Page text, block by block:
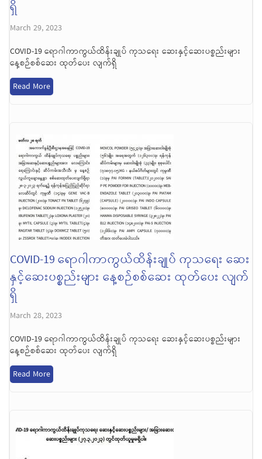
ရှိ
March 29, 2023
COVID-19 ရောဂါကာကွယ်ထိန်းချုပ် ကုသရေး ဆေးနှင့်ဆေးပစ္စည်းများ
နေ့စဉ်စစ်ဆေး ထုတ်ပေး လျက်ရှိ
Read More
COVID-19 ရောဂါကာကွယ်ထိန်းချုပ် ကုသရေး ဆေး
နှင့်ဆေးပစ္စည်းများ နေ့စဉ်စစ်ဆေး ထုတ်ပေး လျက်
ရှိ
March 28, 2023
COVID-19 ရောဂါကာကွယ်ထိန်းချုပ် ကုသရေး ဆေးနှင့်ဆေးပစ္စည်းများ
နေ့စဉ်စစ်ဆေး ထုတ်ပေး လျက်ရှိ
Read More